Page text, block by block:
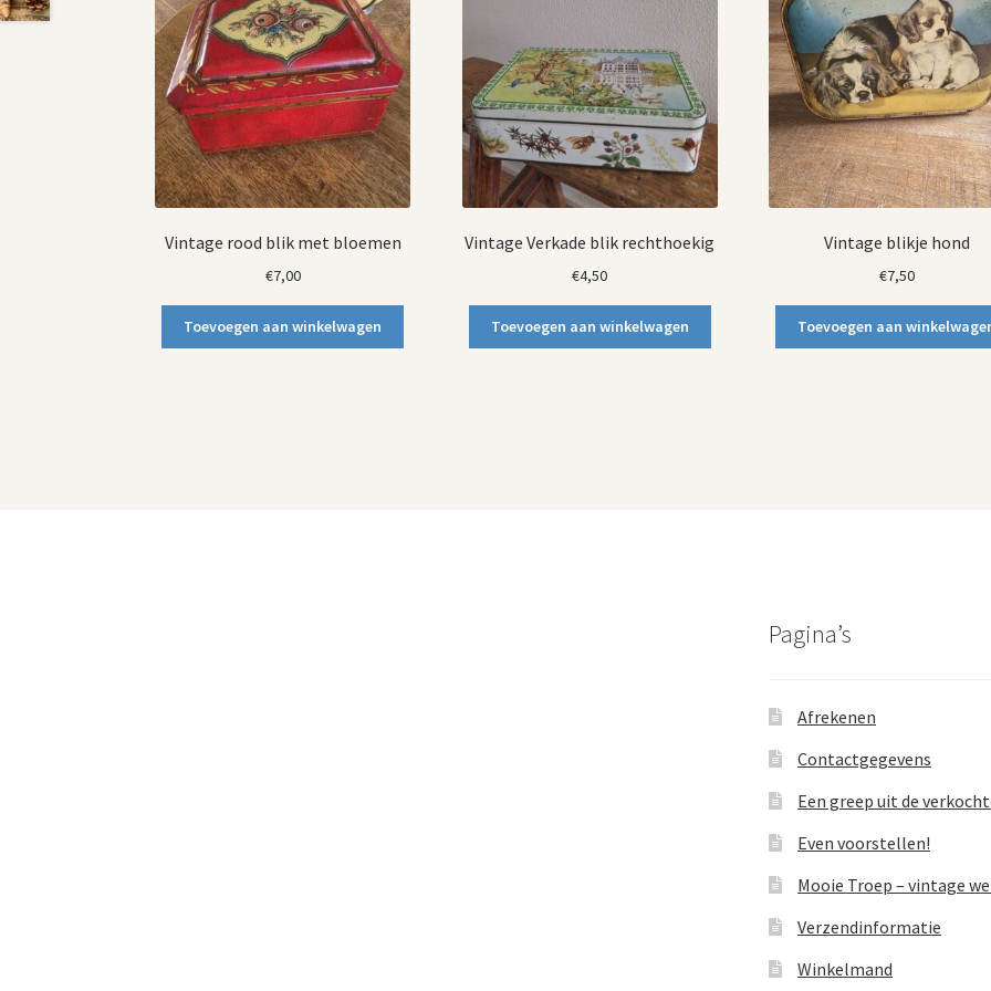
Vintage rood blik met bloemen
€7,00
Toevoegen aan winkelwagen
Vintage Verkade blik rechthoekig
€4,50
Toevoegen aan winkelwagen
Vintage blikje hond
€7,50
Toevoegen aan
Pagina’s
Afrekenen
Contactgegevens
Een greep uit de
Even voorstellen!
Mooie Troep – vintage
Verzendinformatie
Winkelmand